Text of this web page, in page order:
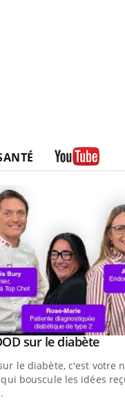
sur le diabète
le diabète, c'est votre
bouscule les idées
mise sur le
de la santé et de la
Docteur reçoivent
...